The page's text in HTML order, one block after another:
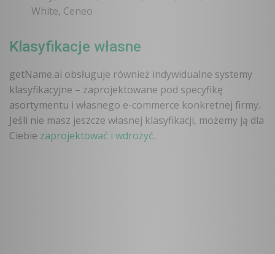
White, Ceneo
Klasyfikacje własne
getName.ai obsługuje również indywidualne systemy
klasyfikacyjne – zaprojektowane pod specyfikę
asortymentu i własnego e-commerce konkretnej firmy.
Jeśli nie masz jeszcze własnej klasyfikacji, możemy ją dla
Ciebie zaprojektować i wdrożyć.